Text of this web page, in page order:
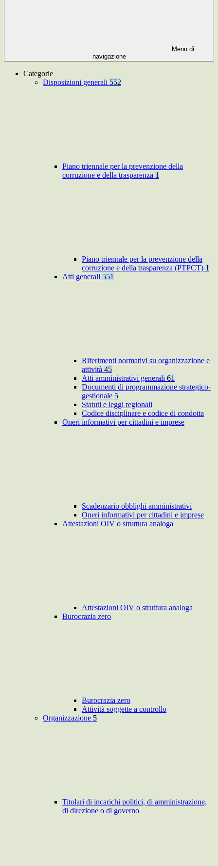
Menu di
navigazione
Categorie
Disposizioni generali 552
Piano triennale per la prevenzione della
corruzione e della trasparenza 1
Piano triennale per la prevenzione della
corruzione e della trasparenza (PTPCT) 1
Atti generali 551
Riferimenti normativi su organizzazione e
attività 45
Atti amministrativi generali 61
Documenti di programmazione strategico-
gestionale 5
Statuti e leggi regionali
Codice disciplinare e codice di condotta
Oneri informativi per cittadini e imprese
Scadenzario obblighi amministrativi
Oneri informativi per cittadini e imprese
Attestazioni OIV o struttura analoga
Attestazioni OIV o struttura analoga
Burocrazia zero
Burocrazia zero
Attività soggette a controllo
Organizzazione 5
Titolari di incarichi politici, di amministrazione,
di direzione o di governo